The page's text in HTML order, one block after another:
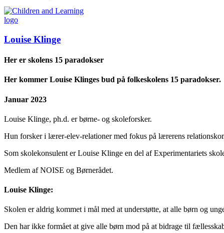
Louise Klinge
Her er skolens 15 paradokser
Her kommer Louise Klinges bud på folkeskolens 15 paradokser.
Januar 2023
Louise Klinge, ph.d. er børne- og skoleforsker.
Hun forsker i lærer-elev-relationer med fokus på lærerens
Som skolekonsulent er Louise Klinge en del af Experimentariets
Medlem af NOISE og Børnerådet.
Louise Klinge:
Skolen er aldrig kommet i mål med at understøtte, at alle børn og
Den har ikke formået at give alle børn mod på at bidrage til